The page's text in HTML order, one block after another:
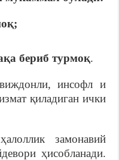
бериб турмоқ.
инсофл и
қиладиган ички
замонавий
ҳисобланади.